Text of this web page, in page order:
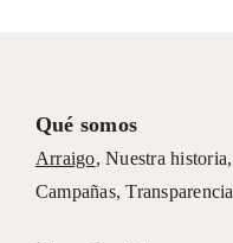
Qué somos
Arraigo,Nuestra historia,
Campañas, Transparencia